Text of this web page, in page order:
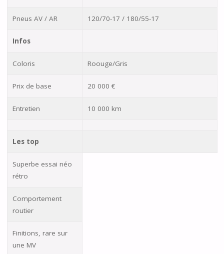
Pneus AV / AR 120/70-17 / 180/55-17
Infos
Coloris Roouge/Gris
Prix de base 20 000 €
Entretien 10 000 km
Les top
Superbe essai néo
rétro
Comportement
routier
Finitions, rare sur
une MV